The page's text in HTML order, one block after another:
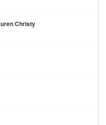
Christy